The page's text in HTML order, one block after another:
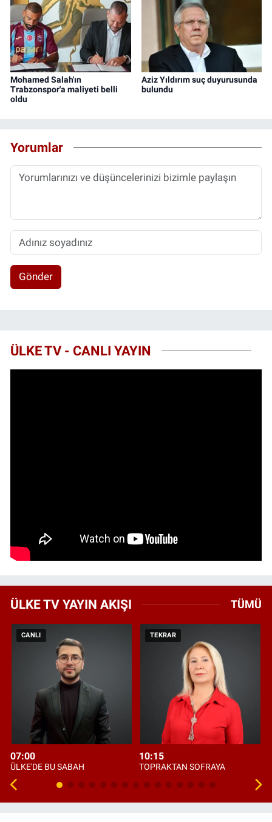
Mohamed Salah'ın
Trabzonspor'a maliyeti belli
oldu
Aziz Yıldırım suç duyurusunda
bulundu
Yorumlar
Gönder
ÜLKE TV - CANLI YAYIN
ÜLKE TV YAYIN AKIŞI TÜMÜ
CANLI
07:00
ÜLKE'DE BU SABAH
TEKRAR
10:15
TOPRAKTAN SOFRAYA